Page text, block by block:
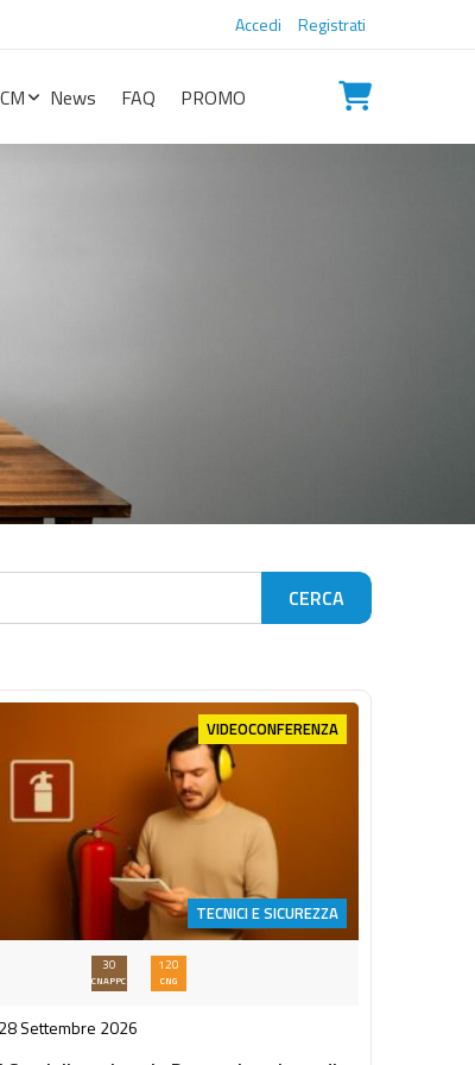
Accedi Registrati
News FAQ PROMO
VIDEOCONFERENZA
TECNICI E SICUREZZA
30
CNAPPC
120
CNG
28 Settembre 2026